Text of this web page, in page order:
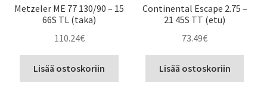
Metzeler ME 77 130/90 – 15
66S TL (taka)
110.24€
Lisää ostoskoriin
Continental Escape 2.75 –
21 45S TT (etu)
73.49€
Lisää ostoskoriin